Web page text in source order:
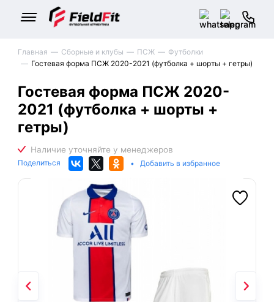
Главная Сборные и клубы ПСЖ
Футболки
Гостевая форма ПСЖ 2020-2021 (футболка + шорты + гетры)
Гостевая форма ПСЖ 2020-
2021 (футболка + шорты +
гетры)
Поделиться • Добавить в избранное